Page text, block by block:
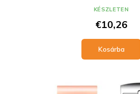
€10,26
Kosárba
KÉSZLETEN